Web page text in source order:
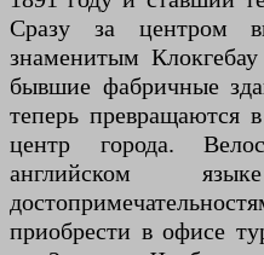
Сразу за центром
знаменитым
бывшие фабричные
теперь превращаются
центр города.
английском
приобрести в офисе